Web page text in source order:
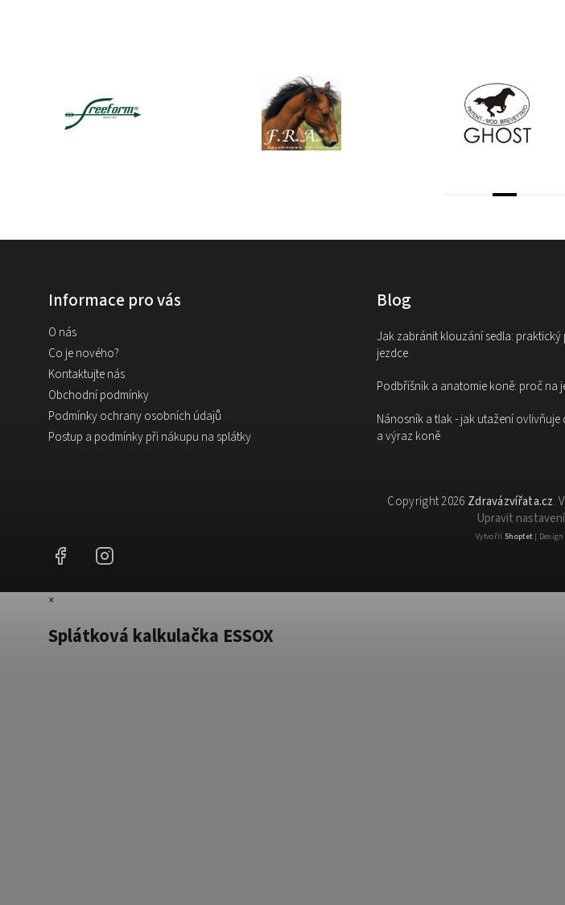
Informace pro vás
O nás
Co je nového?
Kontaktujte nás
Obchodní podmínky
Podmínky ochrany osobních údajů
Postup a podmínky při nákupu na splátky
Blog
Jak zabránit klouzání sedla:
jezdce
Podbřišník a anatomie koně: proč na
Nánosník a tlak - jak utažení
a výraz koně
Copyright 2026 Zdravázvířata.cz.
Upravit
Vytvořil Shoptet| Design
Facebook
×
Splátková kalkulačka ESSOX